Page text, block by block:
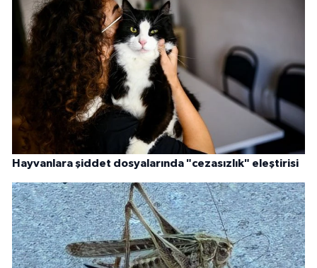
Hayvanlara şiddet dosyalarında "cezasızlık" eleştirisi